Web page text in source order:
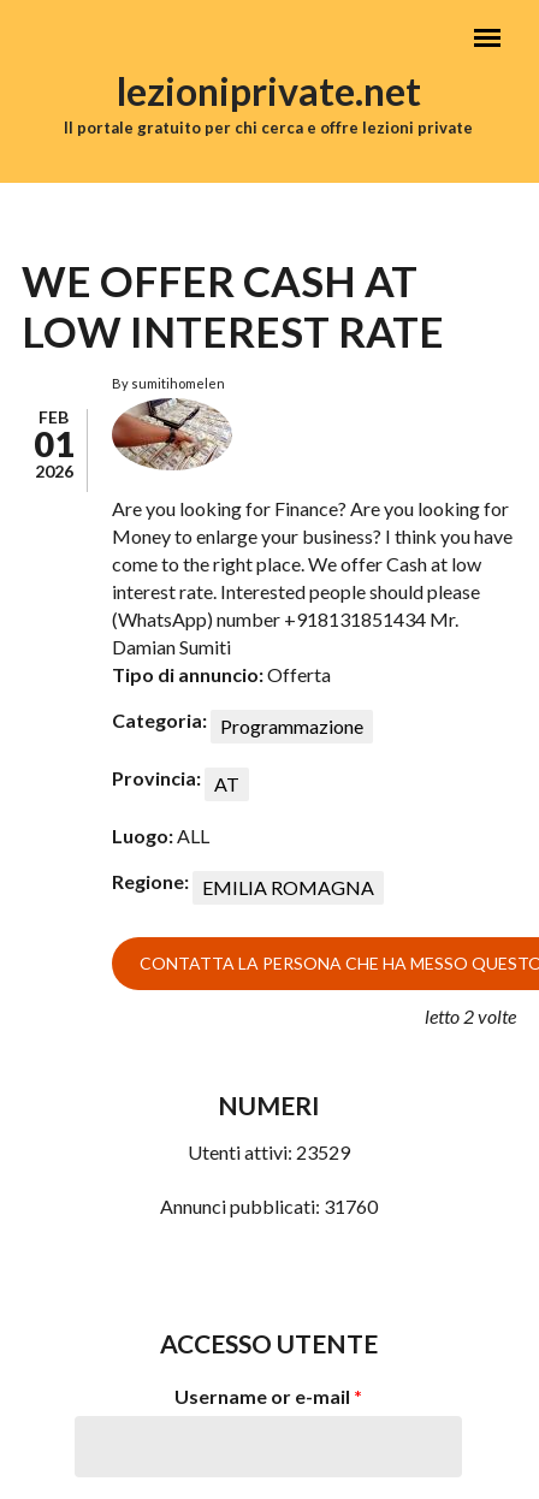
lezioniprivate.net
Il portale gratuito per chi cerca e offre lezioni private
MENU PRINCIPALE
WE OFFER CASH AT
LOW INTEREST RATE
FEB
01
2026
By sumitihomelen
Are you looking for Finance? Are you looking for
Money to enlarge your business? I think you have
come to the right place. We offer Cash at low
interest rate. Interested people should please
(WhatsApp) number +918131851434 Mr.
Damian Sumiti
Tipo di annuncio:Offerta
Categoria:
Programmazione
Provincia: AT
Luogo:ALL
Regione:
EMILIA ROMAGNA
letto 2 volte
NUMERI
Utenti attivi: 23529
Annunci pubblicati: 31760
ACCESSO UTENTE
Username or e-mail *